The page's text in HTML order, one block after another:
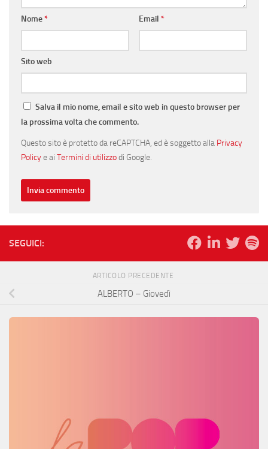
Nome* Email *
Sito web
Salva il mio nome, email e sito web in questo browser per
la prossima volta che commento.
Questo sito è protetto da reCAPTCHA, ed è soggetto alla Privacy
Policye ai Termini di utilizzodi Google.
SEGUICI:
ARTICOLO PRECEDENTE
ALBERTO – Giovedì